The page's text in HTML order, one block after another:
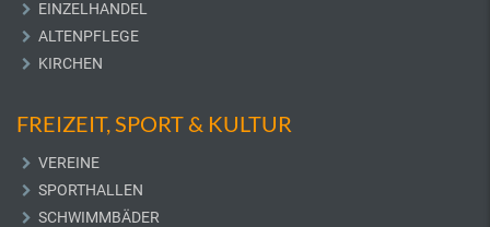
EINZELHANDEL
ALTENPFLEGE
KIRCHEN
FREIZEIT, SPORT & KULTUR
VEREINE
SPORTHALLEN
SCHWIMMBÄDER